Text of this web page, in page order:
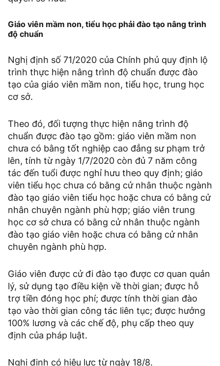
Giáo viên mầm non, tiểu học phải đào tạo nâng trình
độ chuẩn
Nghị định số 71/2020 của Chính phủ quy định lộ
trình thực hiện nâng trình độ chuẩn được đào
tạo của giáo viên mầm non, tiểu học, trung học
cơ sở.
Theo đó, đối tượng thực hiện nâng trình độ
chuẩn được đào tạo gồm: giáo viên mầm non
chưa có bằng tốt nghiệp cao đẳng sư phạm trở
lên, tính từ ngày 1/7/2020 còn đủ 7 năm công
tác đến tuổi được nghỉ hưu theo quy định; giáo
viên tiểu học chưa có bằng cử nhân thuộc ngành
đào tạo giáo viên tiểu học hoặc chưa có bằng cử
nhân chuyên ngành phù hợp; giáo viên trung
học cơ sở chưa có bằng cử nhân thuộc ngành
đào tạo giáo viên hoặc chưa có bằng cử nhân
chuyên ngành phù hợp.
Giáo viên được cử đi đào tạo được cơ quan quản
lý, sử dụng tạo điều kiện về thời gian; được hỗ
trợ tiền đóng học phí; được tính thời gian đào
tạo vào thời gian công tác liên tục; được hưởng
100% lương và các chế độ, phụ cấp theo quy
định của pháp luật.
Nghị định có hiệu lực từ ngày 18/8.